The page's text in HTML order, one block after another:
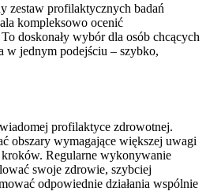
zestaw profilaktycznych badań
kompleksowo ocenić
doskonały wybór dla osób chcących
w jednym podejściu – szybko,
profilaktyce zdrowotnej.
obszary wymagające większej uwagi
Regularne wykonywanie
swoje zdrowie, szybciej
odpowiednie działania wspólnie